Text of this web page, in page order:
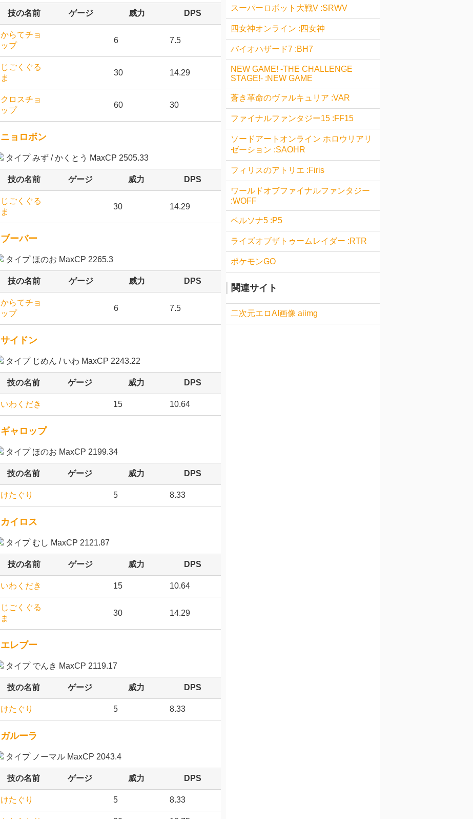
技の名前 ゲージ 威力 DPS
からてチョ
ップ
6 7.5
じごくぐる
ま
30 14.29
クロスチョ
ップ
60 30
ニョロボン
タイプ みず / かくとう MaxCP 2505.33
技の名前 ゲージ 威力 DPS
じごくぐる
ま
30 14.29
ブーバー
タイプ ほのお MaxCP 2265.3
技の名前 ゲージ 威力 DPS
からてチョ
ップ
6 7.5
サイドン
タイプ じめん / いわ MaxCP 2243.22
技の名前 ゲージ 威力 DPS
いわくだき 15 10.64
ギャロップ
タイプ ほのお MaxCP 2199.34
技の名前 ゲージ 威力 DPS
けたぐり 5 8.33
カイロス
タイプ むし MaxCP 2121.87
技の名前 ゲージ 威力 DPS
いわくだき 15 10.64
じごくぐる
ま
30 14.29
エレブー
タイプ でんき MaxCP 2119.17
技の名前 ゲージ 威力 DPS
けたぐり 5 8.33
ガルーラ
タイプ ノーマル MaxCP 2043.4
技の名前 ゲージ 威力 DPS
けたぐり 5 8.33
スーパーロボット大戦V :SRWV
四女神オンライン :四女神
バイオハザード7 :BH7
NEW GAME! -THE CHALLENGE
STAGE!- :NEW GAME
蒼き革命のヴァルキュリア :VAR
ファイナルファンタジー15 :FF15
ソードアートオンライン ホロウリアリ
ゼーション :SAOHR
フィリスのアトリエ :Firis
ワールドオブファイナルファンタジー
:WOFF
ペルソナ5 :P5
ライズオブザトゥームレイダー :RTR
ポケモンGO
関連サイト
二次元エロAI画像 aiimg